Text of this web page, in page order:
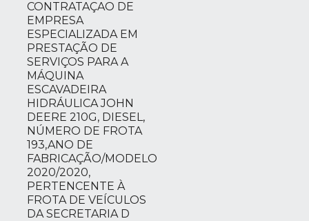
CONTRATAÇAO DE
EMPRESA
ESPECIALIZADA EM
PRESTAÇÃO DE
SERVIÇOS PARA A
MÁQUINA
ESCAVADEIRA
HIDRÁULICA JOHN
DEERE 210G, DIESEL,
NÚMERO DE FROTA
193,ANO DE
FABRICAÇÃO/MODELO
2020/2020,
PERTENCENTE À
FROTA DE VEÍCULOS
DA SECRETARIA D